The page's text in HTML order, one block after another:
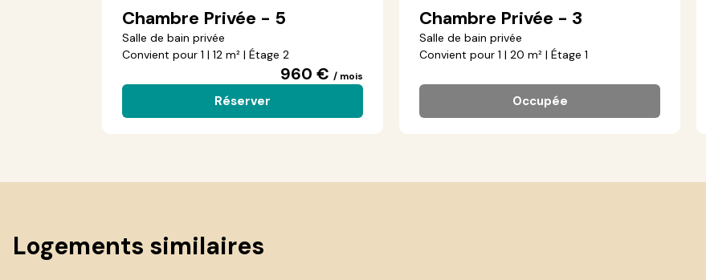
Chambre Privée - 5
Salle de bain privée
Convient pour 1 | 12 m² | Étage 2
960 € / mois
Réserver
Chambre Privée - 3
Salle de bain privée
Convient pour 1 | 20 m² | Étage 1
Occupée
Logements similaires